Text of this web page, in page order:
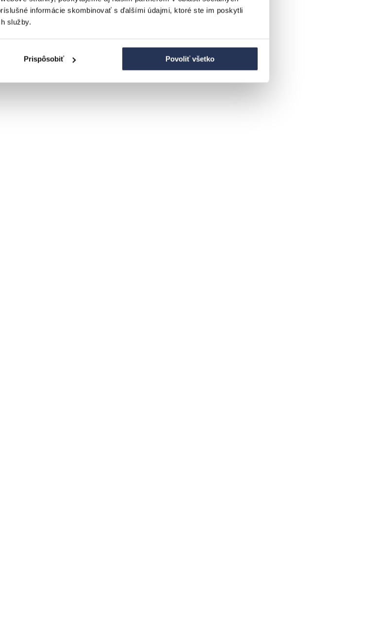
informácie skombinovať s ďalšími údajmi, ktoré ste im poskytli
služby.
Prispôsobiť Povoliť všetko